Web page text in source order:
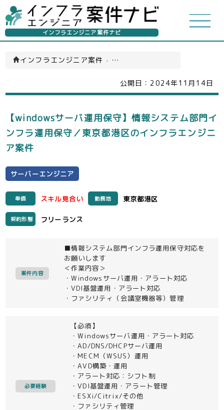
インフラエンジニア案件ナビ
インフラエンジニア案件 › サーバーエンジニア(一覧)
公開日： 2024年11月14日
【windowsサーバ運用保守】情報システム部門イ
ンフラ運用保守／東京都港区のインフラエンジニ
ア案件
サーバーエンジニア
単価 スキル見合い 勤務地 東京都港区
契約形態 フリーランス
案件内容
■情報システム部門インフラ運用保守対応を
お願いします
＜作業内容＞
・Windowsサーバ運用・アラート対応
・VDI基盤運用・アラート対応
・ファシリティ（会議室機器等）管理
必要経験
【必須】
・Windowsサーバ運用・アラート対応
・AD/DNS/DHCPサーバ運用
・MECM（WSUS）運用
・AVD構築・運用
・アラート対応：シフト制
・VDI基盤運用・アラート管理
・ESXi/Citrix/その他
・ファシリティ管理